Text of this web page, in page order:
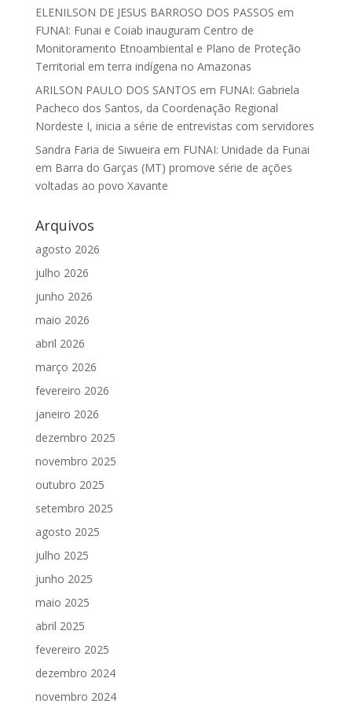
ELENILSON DE JESUS BARROSO DOS PASSOS em
FUNAI: Funai e Coiab inauguram Centro de
Monitoramento Etnoambiental e Plano de Proteção
Territorial em terra indígena no Amazonas
ARILSON PAULO DOS SANTOS em FUNAI: Gabriela
Pacheco dos Santos, da Coordenação Regional
Nordeste I, inicia a série de entrevistas com servidores
Sandra Faria de Siwueira em FUNAI: Unidade da Funai
em Barra do Garças (MT) promove série de ações
voltadas ao povo Xavante
Arquivos
agosto 2026
julho 2026
junho 2026
maio 2026
abril 2026
março 2026
fevereiro 2026
janeiro 2026
dezembro 2025
novembro 2025
outubro 2025
setembro 2025
agosto 2025
julho 2025
junho 2025
maio 2025
abril 2025
fevereiro 2025
dezembro 2024
novembro 2024